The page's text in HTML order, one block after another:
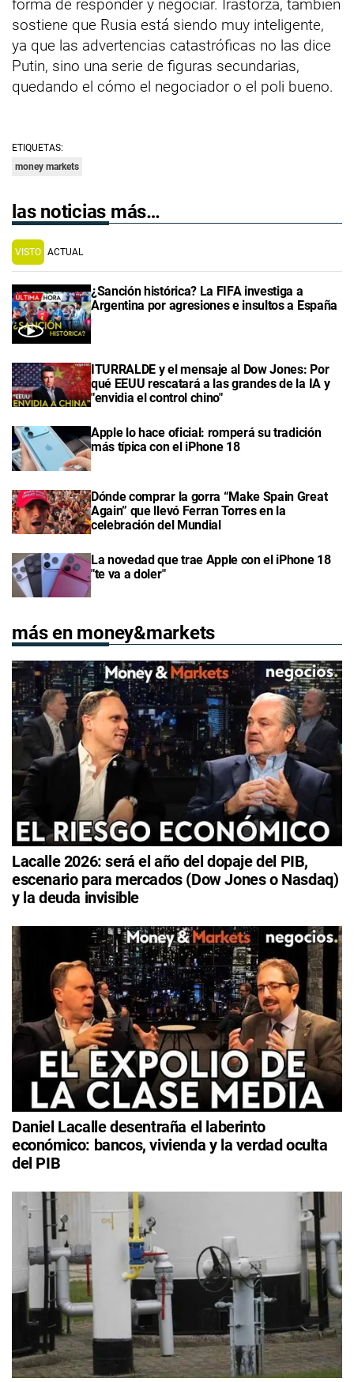
forma de responder y negociar. Irastorza, también
sostiene que Rusia está siendo muy inteligente,
ya que las advertencias catastróficas no las dice
Putin, sino una serie de figuras secundarias,
quedando el cómo el negociador o el poli bueno.
ETIQUETAS:
money markets
las noticias más…
VISTO ACTUAL
¿Sanción histórica? La FIFA investiga a
Argentina por agresiones e insultos a España
ITURRALDE y el mensaje al Dow Jones: Por
qué EEUU rescatará a las grandes de la IA y
"envidia el control chino"
Apple lo hace oficial: romperá su tradición
más típica con el iPhone 18
Dónde comprar la gorra “Make Spain Great
Again” que llevó Ferran Torres en la
celebración del Mundial
La novedad que trae Apple con el iPhone 18
"te va a doler"
más en money&markets
Lacalle 2026: será el año del dopaje del PIB,
escenario para mercados (Dow Jones o Nasdaq)
y la deuda invisible
Daniel Lacalle desentraña el laberinto
económico: bancos, vivienda y la verdad oculta
del PIB